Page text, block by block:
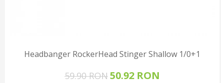
Headbanger RockerHead Stinger Shallow 1/0+1
59.90 RON50.92 RON